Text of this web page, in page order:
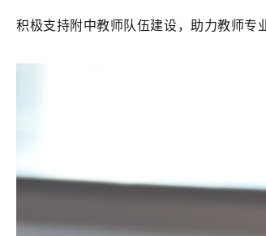
积极支持附中教师队伍建设，助力教师专